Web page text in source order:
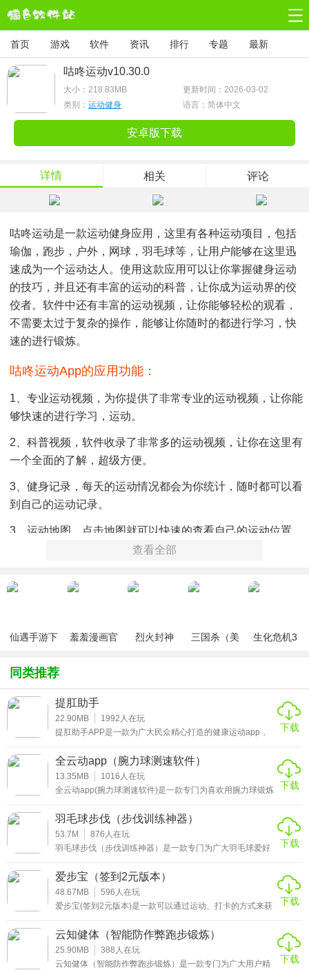
首页 游戏 软件 资讯 排行 专题 最新
咕咚运动v10.30.0
大小： 218.83MB
更新时间：2026-03-02
类别： 运动健身 语言：简体中文
安卓版下载
详情 相关 评论
咕咚运动是一款运动健身应用，这里有各种运动项目，包括
瑜伽，跑步，户外，网球，羽毛球等，让用户能够在这里迅
速成为一个运动达人。使用这款应用可以让你掌握健身运动
的技巧，并且还有丰富的运动的科普，让你成为运动界的佼
佼者。软件中还有丰富的运动视频，让你能够轻松的观看，
不需要太过于复杂的操作，能够让你随时的都进行学习，快
速的进行锻炼。
咕咚运动app的应用功能：
1、专业运动视频，为你提供了非常专业的运动视频，让你能
够快速的进行学习，运动。
2、科普视频，软件收录了非常多的运动视频，让你在这里有
一个全面的了解，超级方便。
3、健身记录，每天的运动情况都会为你统计，随时都可以看
到自己的运动记录。
3、运动地图，点击地图就可以快速的查看自己的运动位置，
咕咚运动app的应用特色：
的掌握运动的技巧。
3、让每一位用户都能够更快捷的科学的锻炼，提高你的运动
能力。
查看全部
仙遇手游下
羞羞漫画官
烈火封神
三国杀（美
生化危机3
同类推荐
提肛助手
22.90MB 1992 人在玩
提肛助手APP是一款为广大民众精心打造的健康运动app，
你，可以促进你的身体健康，还可以提供血液循环等服务，
帮助你迅速建立健康的管理模式，实现疾病预防处理，带来
多种体验功能，帮助你在这里更好地解决，实现一对一的优
质管理服务。
下载
全云动app（腕力球测速软件）
13.35MB 1016 人在玩
全云动app(腕力球测速软件)是一款专门为喜欢用腕力球锻炼
动的各项数据和指标，并且还支持蓝牙连接。如果你喜欢这
款应用的话，那就来全云动监测腕力球转速app下载吧!
下载
羽毛球步伐（步伐训练神器）
53.7M 876 人在玩
羽毛球步伐（步伐训练神器）是一款专门为广大羽毛球爱好
应速度要很快，及时接球，步伐到位，队员还可以根据不同
的情况，选用不同的步伐。很多用户也想像国家队那样，那
么这个软件最适合不过了，用户可以在这里学习各种羽毛球
技术，包括步伐、杀球、挑球、搓球等等。
下载
爱步宝（签到2元版本）
48.67MB 596 人在玩
爱步宝(签到2元版本)是一款可以通过运动、打卡的方式来获
都将会被实时记录，并且你还可以随时在线查看自己的历史
步数。另外用户还可以通过后台专门设置的步数红包兑换收
益，走得越多赚得越多，激励更多的用户可以参与进来，绿
色出行!
下载
云知健体（智能防作弊跑步锻炼）
25.90MB 388 人在玩
云知健体（智能防作弊跑步锻炼）是一款专门为广大用户精
下载